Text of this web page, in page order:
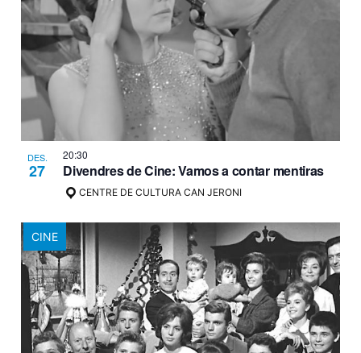
DES.
27
20:30
Divendres de Cine: Vamos a contar mentiras
CENTRE DE CULTURA CAN JERONI
CINE